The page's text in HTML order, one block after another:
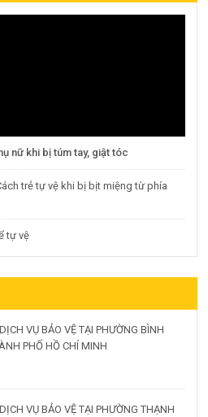
nữ khi bị túm tay, giật tóc
trẻ tự vệ khi bị bịt miệng từ phía
tự vệ
VỤ BẢO VỆ TẠI PHƯỜNG BÌNH
PHỐ HỒ CHÍ MINH
VỤ BẢO VỆ TẠI PHƯỜNG THẠNH